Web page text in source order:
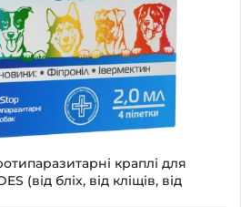
краплі для
(від бліх, від кліщів, від